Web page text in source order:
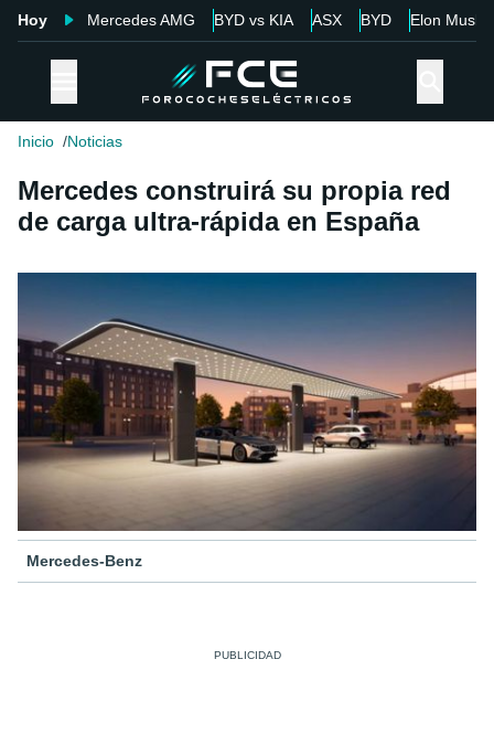
Hoy Mercedes AMG BYD vs KIA ASX BYD Elon Musk
Inicio Noticias
Mercedes construirá su propia red
de carga ultra-rápida en España
Mercedes-Benz